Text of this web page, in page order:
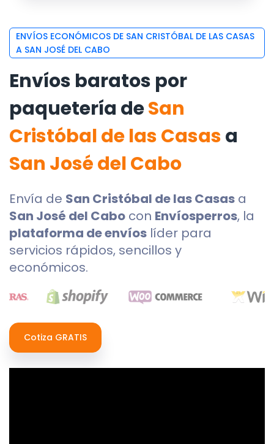
ENVÍOS ECONÓMICOS DE SAN CRISTÓBAL DE LAS CASAS
A SAN JOSÉ DEL CABO
Envíos baratos por
paquetería deSan
Cristóbal de las Casasa
San José del Cabo
Envía de San Cristóbal de las Casas a
San José del Cabo con Envíosperros, la
plataforma de envíos líder para
servicios rápidos, sencillos y
económicos.
Cotiza GRATIS